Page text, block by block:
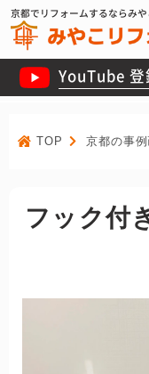
京都でリフォームするならみ
YouTube 登
TOP 京都の事例
フック付